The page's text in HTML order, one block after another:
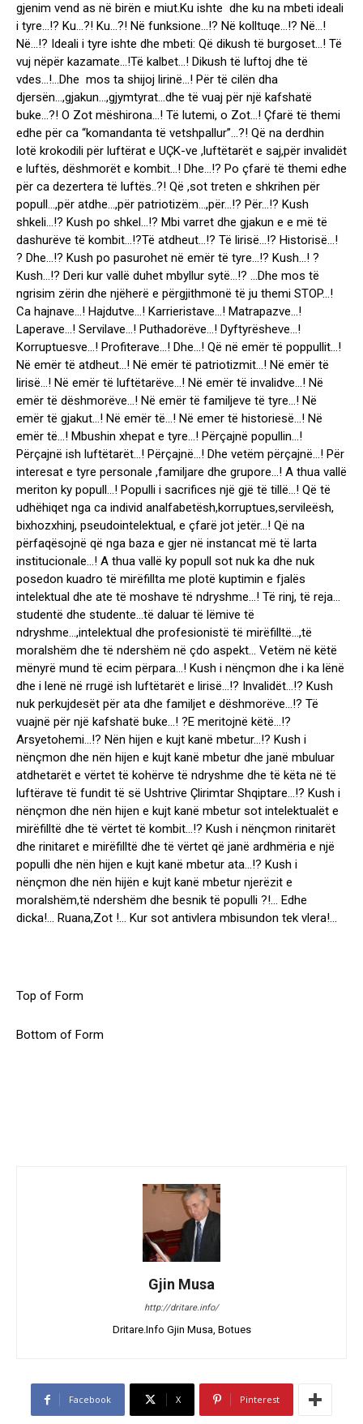
gjenim vend as në birën e miut.Ku ishte dhe ku na mbeti ideali
i tyre…!? Ku…?! Ku…?! Në funksione…!? Në kolltuqe…!? Në…!
Në…!? Ideali i tyre ishte dhe mbeti: Që dikush të burgoset…! Të
vuj nëpër kazamate…!Të kalbet…! Dikush të luftoj dhe të
vdes…!…Dhe mos ta shijoj lirinë…! Për të cilën dha
djersën…,gjakun…,gjymtyrat…dhe të vuaj për një kafshatë
buke…?! O Zot mëshirona…! Të lutemi, o Zot…! Çfarë të themi
edhe për ca “komandanta të vetshpallur”…?! Që na derdhin
lotë krokodili për luftërat e UÇK-ve ,luftëtarët e saj,për invalidët
e luftës, dëshmorët e kombit…! Dhe…!? Po çfarë të themi edhe
për ca dezertera të luftës..?! Që ,sot treten e shkrihen për
popull…,për atdhe…,për patriotizëm…,për…!? Për…!? Kush
shkeli…!? Kush po shkel…!? Mbi varret dhe gjakun e e më të
dashurëve të kombit…!?Të atdheut…!? Të lirisë…!? Historisë…!
? Dhe…!? Kush po pasurohet në emër të tyre…!? Kush…! ?
Kush…!? Deri kur vallë duhet mbyllur sytë…!? …Dhe mos të
ngrisim zërin dhe njëherë e përgjithmonë të ju themi STOP…!
Ca hajnave…! Hajdutve…! Karrieristave…! Matrapazve…!
Laperave…! Servilave…! Puthadorëve…! Dyftyrësheve…!
Korruptuesve…! Profiterave…! Dhe…! Që në emër të poppullit…!
Në emër të atdheut…! Në emër të patriotizmit…! Në emër të
lirisë…! Në emër të luftëtarëve…! Në emër të invalidve…! Në
emër të dëshmorëve…! Në emër të familjeve të tyre…! Në
emër të gjakut…! Në emër të…! Në emer të historiesë…! Në
emër të…! Mbushin xhepat e tyre…! Përçajnë popullin…!
Përçajnë ish luftëtarët…! Përçajnë…! Dhe vetëm përçajnë…! Për
interesat e tyre personale ,familjare dhe grupore…! A thua vallë
meriton ky popull…! Populli i sacrifices një gjë të tillë…! Që të
udhëhiqet nga ca individ analfabetësh,korruptues,servileësh,
bixhozxhinj, pseudointelektual, e çfarë jot jetër…! Që na
përfaqësojnë që nga baza e gjer në instancat më të larta
institucionale…! A thua vallë ky popull sot nuk ka dhe nuk
posedon kuadro të mirëfillta me plotë kuptimin e fjalës
intelektual dhe ate të moshave të ndryshme…! Të rinj, të reja…
studentë dhe studente…të daluar të lëmive të
ndryshme…,intelektual dhe profesionistë të mirëfilltë…,të
moralshëm dhe të ndershëm në çdo aspekt… Vetëm në këtë
mënyrë mund të ecim përpara…! Kush i nënçmon dhe i ka lënë
dhe i lenë në rrugë ish luftëtarët e lirisë…!? Invalidët…!? Kush
nuk perkujdesët për ata dhe familjet e dëshmorëve…!? Të
vuajnë për një kafshatë buke…! ?E meritojnë këtë…!?
Arsyetohemi…!? Nën hijen e kujt kanë mbetur…!? Kush i
nënçmon dhe nën hijen e kujt kanë mbetur dhe janë mbuluar
atdhetarët e vërtet të kohërve të ndryshme dhe të këta në të
luftërave të fundit të së Ushtrive Çlirimtar Shqiptare…!? Kush i
nënçmon dhe nën hijen e kujt kanë mbetur sot intelektualët e
mirëfilltë dhe të vërtet të kombit…!? Kush i nënçmon rinitarët
dhe rinitaret e mirëfilltë dhe të vërtet që janë ardhmëria e një
populli dhe nën hijen e kujt kanë mbetur ata…!? Kush i
nënçmon dhe nën hijën e kujt kanë mbetur njerëzit e
moralshëm,të ndershëm dhe besnik të populli ?!… Edhe
dicka!… Ruana,Zot !… Kur sot antivlera mbisundon tek vlera!…
Top of Form
Bottom of Form
Gjin Musa
http://dritare.info/
Dritare.Info Gjin Musa, Botues
Facebook X Pinterest